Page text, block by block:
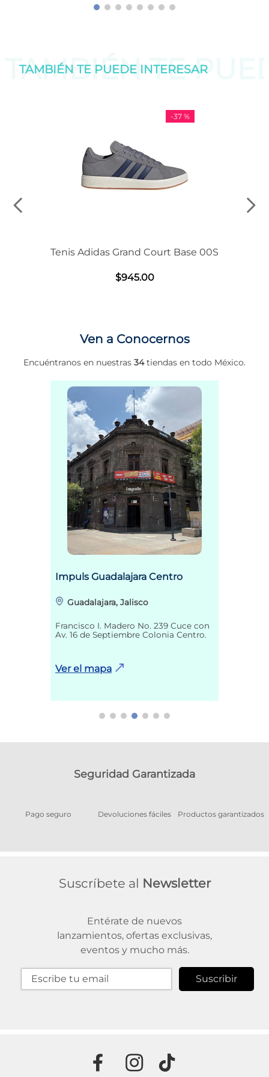
TAMBIÉN TE
TAMBIÉN TE PUEDE INTERESAR
-37 %
Tenis Adidas Grand Court Base 00S
$945.00
Ven a Conocernos
Encuéntranos en nuestras 34tiendas en todo México.
Impuls Guadalajara Centro
Guadalajara, Jalisco
Francisco I. Madero No. 239 Cuce con
Av. 16 de Septiembre Colonia Centro.
Ver el mapa
Seguridad Garantizada
Pago seguro Devoluciones fáciles Productos garantizados
Suscríbete al Newsletter
Entérate de nuevos
lanzamientos, ofertas exclusivas,
eventos y mucho más.
Suscribir